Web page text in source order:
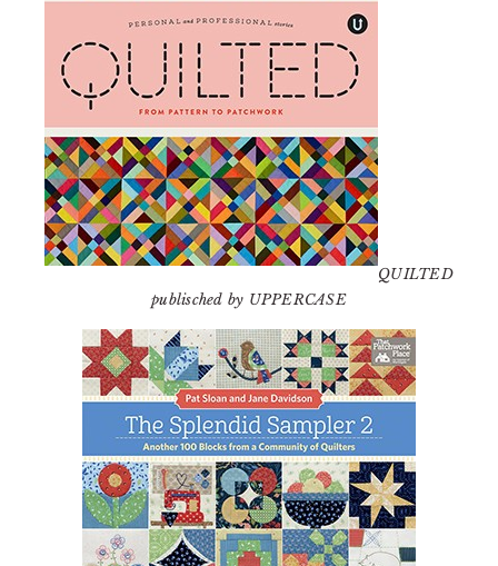
QUILTED
publisched by UPPERCASE